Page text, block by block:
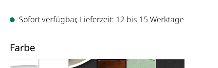
Sofort verfügbar, Lieferzeit: 12 bis 15 Werktage
Farbeauswählen